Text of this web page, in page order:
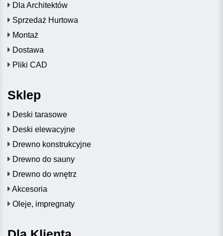
Dla Architektów
Sprzedaż Hurtowa
Montaż
Dostawa
Pliki CAD
Sklep
Deski tarasowe
Deski elewacyjne
Drewno konstrukcyjne
Drewno do sauny
Drewno do wnętrz
Akcesoria
Oleje, impregnaty